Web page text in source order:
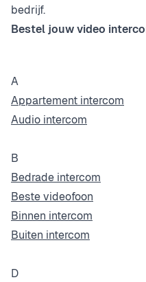
bedrijf.
Bestel jouw video
A
Appartement intercom
Audio intercom
B
Bedrade intercom
Beste videofoon
Binnen intercom
Buiten intercom
D